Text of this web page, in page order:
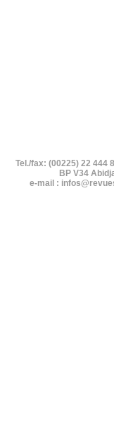
Tel./fax: (00225) 22 444
BP V34
e-mail :